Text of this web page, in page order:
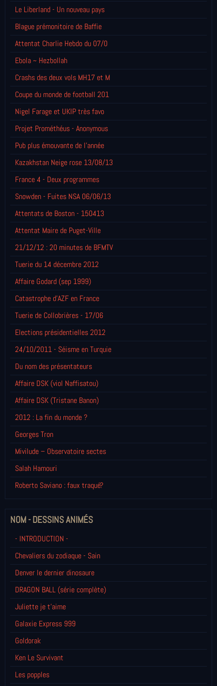
Le Liberland - Un nouveau pays
Blague prémonitoire de Baffie
Attentat Charlie Hebdo du 07/0
Ebola ~ Hezbollah
Crashs des deux vols MH17 et M
Coupe du monde de football 201
Nigel Farage et UKIP très favo
Projet Prométhéus - Anonymous
Pub plus émouvante de l'année
Kazakhstan Neige rose 13/08/13
France 4 - Deux programmes
Snowden - Fuites NSA 06/06/13
Attentats de Boston - 150413
Attentat Maire de Puget-Ville
21/12/12 : 20 minutes de BFMTV
Tuerie du 14 décembre 2012
Affaire Godard (sep 1999)
Catastrophe d'AZF en France
Tuerie de Collobrières - 17/06
Elections présidentielles 2012
24/10/2011 - Séisme en Turquie
Du nom des présentateurs
Affaire DSK (viol Naffisatou)
Affaire DSK (Tristane Banon)
2012 : La fin du monde ?
Georges Tron
Mivilude – Observatoire sectes
Salah Hamouri
Roberto Saviano : faux traqué?
NOM - DESSINS ANIMÉS
- INTRODUCTION -
Chevaliers du zodiaque - Sain
Denver le dernier dinosaure
DRAGON BALL (série complète)
Juliette je t’aime
Galaxie Express 999
Goldorak
Ken Le Survivant
Les popples